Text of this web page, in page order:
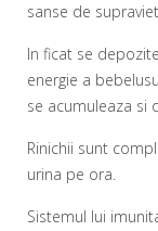
sanse de
In ficat se
energie a
se acumuleaza si
Rinichii sunt
urina pe ora.
Sistemul lui